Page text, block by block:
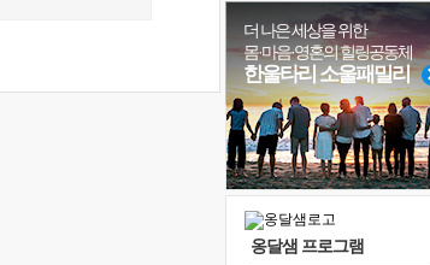
꿈이 실제가 되는 것
'말 타는 법'을 먼저
졸업식 사진을 보며
아픈 아버지를 위한 공간 설계
극심한 변비, 어깨결림, 수면 장애
보고 싶은 어머니
유년 시절의 부산 영도 바다
못된 꼰대들
거울 속의 나
#건강
#아이들
#바이러스
#독서
#독서캠프
#비전캠프
#면역력
#리더
#명상
#링컨학교
#유튜브
더 나은 세상을 위한
몸·마음·영혼의 힐링공동체
한울타리 소울패밀리
옹달샘 프로그램